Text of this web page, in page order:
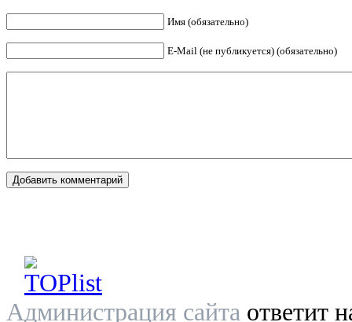
Имя (обязательно)
E-Mail (не публикуется) (обязательно)
Администрация сайта ответит